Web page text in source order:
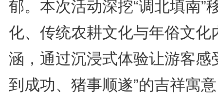
郁。本次活动深挖“调北填南”
化、传统农耕文化与年俗文化
涵，通过沉浸式体验让游客感
到成功、猪事顺遂”的吉祥寓